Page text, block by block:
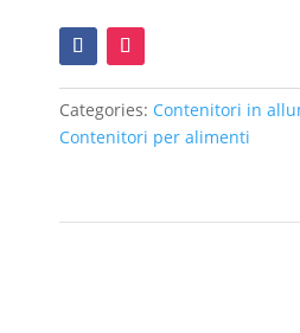
Categories: Contenitori in
Contenitori per alimenti